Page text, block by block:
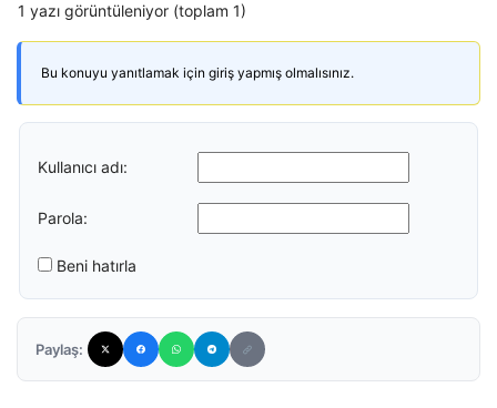
1 yazı görüntüleniyor (toplam 1)
Bu konuyu yanıtlamak için giriş yapmış olmalısınız.
Kullanıcı adı:
Parola:
Beni hatırla
Paylaş: